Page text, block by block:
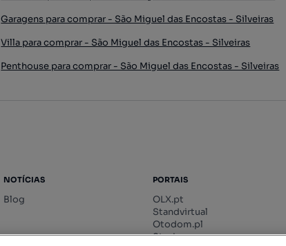
Garagens para comprar - São Miguel das Encostas - Silveiras
Villa para comprar - São Miguel das Encostas - Silveiras
Penthouse para comprar - São Miguel das Encostas - Silveiras
NOTÍCIAS
Blog
PORTAIS
OLX.pt
Standvirtual
Otodom.pl
Storia.ro